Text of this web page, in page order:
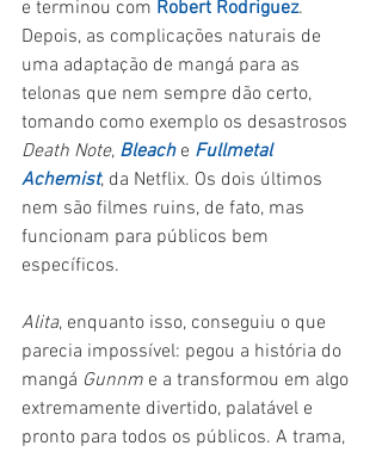
e terminou com Robert Rodriguez.
Depois, as complicações naturais de
uma adaptação de mangá para as
telonas que nem sempre dão certo,
tomando como exemplo os desastrosos
Death Note, Bleach e Fullmetal
Achemist, da Netflix. Os dois últimos
nem são filmes ruins, de fato, mas
funcionam para públicos bem
específicos.
Alita, enquanto isso, conseguiu o que
parecia impossível: pegou a história do
mangá Gunnm e a transformou em algo
extremamente divertido, palatável e
pronto para todos os públicos. A trama,